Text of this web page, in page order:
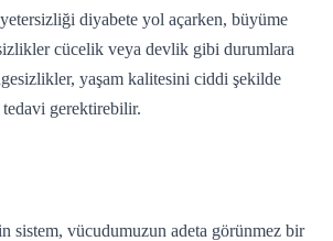
diyabete yol açarken, büyüme
cücelik veya devlik gibi durumlara
yaşam kalitesini ciddi şekilde
gerektirebilir.
sistem, vücudumuzun adeta görünmez bir